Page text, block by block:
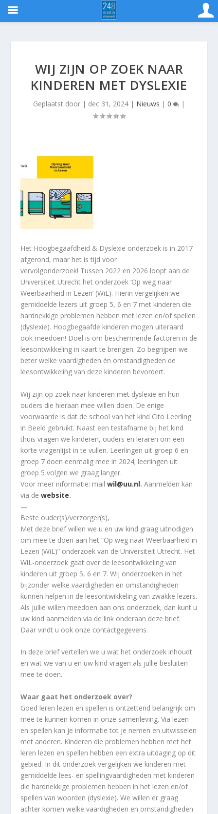
WIJ ZIJN OP ZOEK NAAR
KINDEREN MET DYSLEXIE
Geplaatst door | dec 31, 2024 | Nieuws | 0 |
Het Hoogbegaafdheid & Dyslexie onderzoek is in 2017
afgerond, maar het is tijd voor
vervolgonderzoek! Tussen 2022 en 2026 loopt aan de
Universiteit Utrecht het onderzoek ‘Op weg naar
Weerbaarheid in Lezen’ (WiL). Hierin vergelijken we
gemiddelde lezers uit groep 5, 6 en 7 met kinderen die
hardnekkige problemen hebben met lezen en/of spellen
(dyslexie). Hoogbegaafde kinderen mogen uiteraard
ook meedoen! Doel is om beschermende factoren in de
leesontwikkeling in kaart te brengen. Zo begrijpen we
beter welke vaardigheden én omstandigheden de
leesontwikkeling van deze kinderen bevordert.
Wij zijn op zoek naar kinderen met dyslexie en hun
ouders die hieraan mee willen doen. De enige
voorwaarde is dat de school van het kind Cito Leerling
in Beeld gebruikt. Naast een testafname bij het kind
thuis vragen we kinderen, ouders en leraren om een
korte vragenlijst in te vullen. Leerlingen uit groep 6 en
groep 7 doen eenmalig mee in 2024; leerlingen uit
groep 5 volgen we graag langer.
Voor meer informatie: mailwil@uu.nl. Aanmelden kan
via dewebsite.
—
Beste ouder(s)/verzorger(s),
Met deze brief willen we u en uw kind graag uitnodigen
om mee te doen aan het “Op weg naar Weerbaarheid in
Lezen (WiL)” onderzoek van de Universiteit Utrecht. Het
WiL-onderzoek gaat over de leesontwikkeling van
kinderen uit groep 5, 6 en 7. Wij onderzoeken in het
bijzonder welke vaardigheden en omstandigheden
kunnen helpen in de leesontwikkeling van zwakke lezers.
Als jullie willen meedoen aan ons onderzoek, dan kunt u
uw kind aanmelden via de link onderaan deze brief.
Daar vindt u ook onze contactgegevens.
In deze brief vertellen we u wat het onderzoek inhoudt
en wat we van u en uw kind vragen als jullie besluiten
mee te doen.
Waar gaat het onderzoek over?
Goed leren lezen en spellen is ontzettend belangrijk om
mee te kunnen komen in onze samenleving. Via lezen
en spellen kan je informatie tot je nemen en uitwisselen
met anderen. Kinderen die problemen hebben met het
leren lezen en spellen hebben een extra uitdaging op dit
gebied. In dit onderzoek vergelijken we kinderen met
gemiddelde lees- en spellingvaardigheden met kinderen
die hardnekkige problemen hebben in het lezen en/of
spellen van woorden (dyslexie). We willen er graag
achter komen welke vaardigheden en omstandigheden